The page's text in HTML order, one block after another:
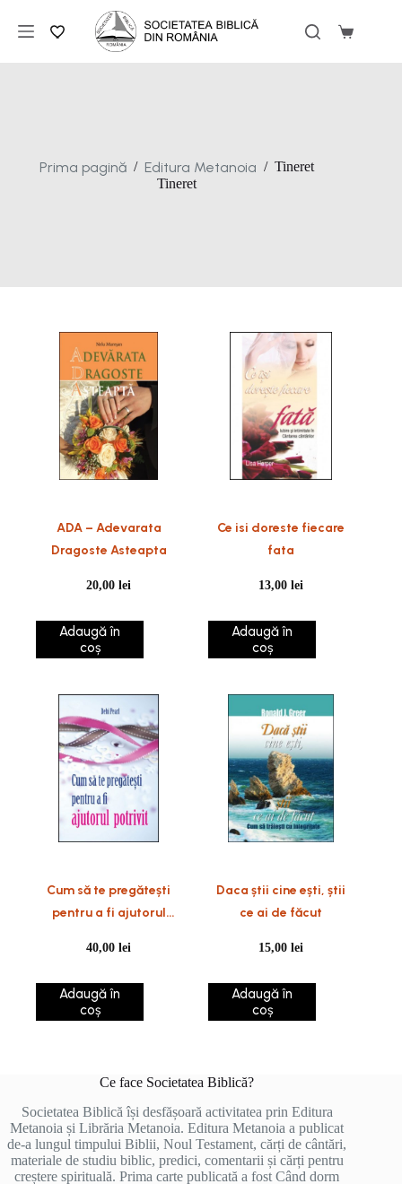
conținut
Coș
Prima pagină / Editura Metanoia / Tineret
Tineret
ADA – Adevarata
Dragoste Asteapta
20,00lei
Adaugă în
coș
Ce isi doreste fiecare
fata
13,00lei
Adaugă în
coș
Cum să te pregătești
pentru a fi ajutorul
40,00lei
Adaugă în
coș
Daca știi cine ești, știi
ce ai de făcut
15,00lei
Adaugă în
coș
Ce face Societatea Biblică?
Societatea Biblică își desfășoară activitatea prin Editura
Metanoia și Librăria Metanoia. Editura Metanoia a publicat
de-a lungul timpului Biblii, Noul Testament, cărți de cântări,
materiale de studiu biblic, predici, comentarii și cărți pentru
creștere spirituală. Prima carte publicată a fost Când dorm